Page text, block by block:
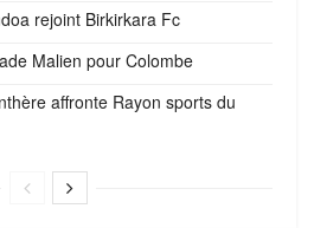
rejoint Birkirkara Fc
Malien pour Colombe
affronte Rayon sports du